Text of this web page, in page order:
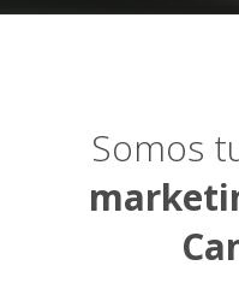
Somos